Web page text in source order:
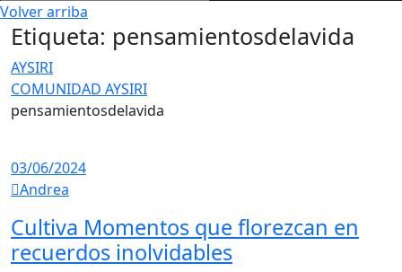
Volver arriba
Etiqueta: pensamientosdelavida
AYSIRI
COMUNIDAD AYSIRI
pensamientosdelavida
03/06/2024
Andrea
Cultiva Momentos que florezcan en
recuerdos inolvidables